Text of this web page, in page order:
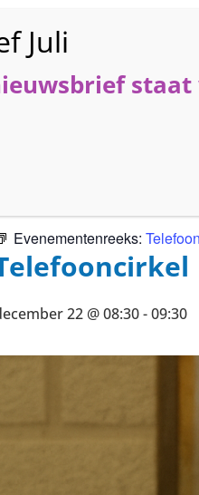
Evenementenreeks:
22 @ 08:30-09:30